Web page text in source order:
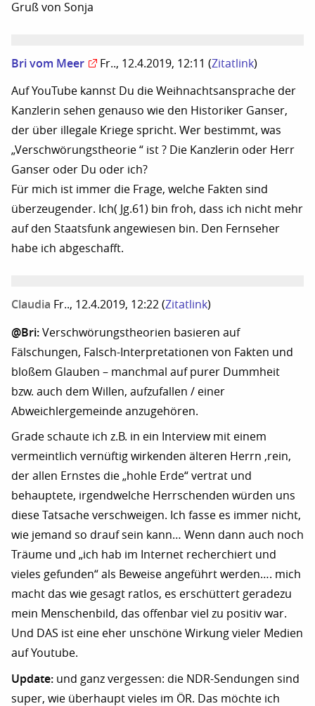
Gruß von Sonja
Bri vom Meer Fr.., 12.4.2019, 12:11 (Zitatlink)
Auf YouTube kannst Du die Weihnachtsansprache der
Kanzlerin sehen genauso wie den Historiker Ganser,
der über illegale Kriege spricht. Wer bestimmt, was
„Verschwörungstheorie “ ist ? Die Kanzlerin oder Herr
Ganser oder Du oder ich?
Für mich ist immer die Frage, welche Fakten sind
überzeugender. Ich( Jg.61) bin froh, dass ich nicht mehr
auf den Staatsfunk angewiesen bin. Den Fernseher
habe ich abgeschafft.
Claudia Fr.., 12.4.2019, 12:22 (Zitatlink)
@Bri: Verschwörungstheorien basieren auf
Fälschungen, Falsch-Interpretationen von Fakten und
bloßem Glauben – manchmal auf purer Dummheit
bzw. auch dem Willen, aufzufallen / einer
Abweichlergemeinde anzugehören.
Grade schaute ich z.B. in ein Interview mit einem
vermeintlich vernüftig wirkenden älteren Herrn ‚rein,
der allen Ernstes die „hohle Erde“ vertrat und
behauptete, irgendwelche Herrschenden würden uns
diese Tatsache verschweigen. Ich fasse es immer nicht,
wie jemand so drauf sein kann… Wenn dann auch noch
Träume und „ich hab im Internet recherchiert und
vieles gefunden“ als Beweise angeführt werden…. mich
macht das wie gesagt ratlos, es erschüttert geradezu
mein Menschenbild, das offenbar viel zu positiv war.
Und DAS ist eine eher unschöne Wirkung vieler Medien
auf Youtube.
Update: und ganz vergessen: die NDR-Sendungen sind
super, wie überhaupt vieles im ÖR. Das möchte ich